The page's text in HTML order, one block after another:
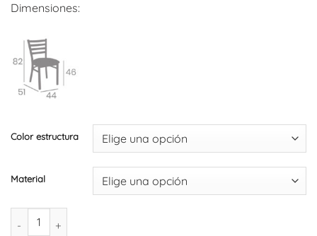
Dimensiones:
Color estructura
Material
Silla América (pack de 4) cantidad